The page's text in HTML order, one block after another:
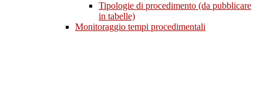
Tipologie di procedimento (da pubblicare
in tabelle)
Monitoraggio tempi procedimentali